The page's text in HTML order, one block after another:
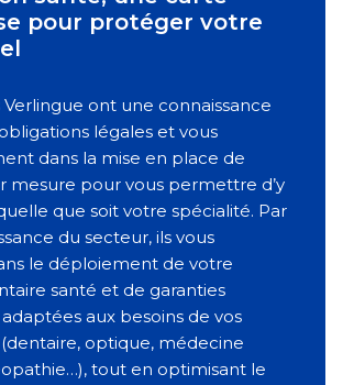
pour protéger votre
Verlingue ont une connaissance
légales et vous
dans la mise en place de
mesure pour vous permettre d’y
que soit votre spécialité. Par
du secteur, ils vous
le déploiement de votre
santé et de garanties
aux besoins de vos
optique, médecine
tout en optimisant le